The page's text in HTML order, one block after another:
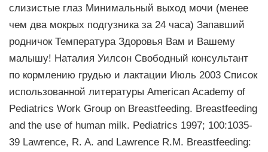
слизистые глаз Минимальный выход мочи (менее
чем два мокрых подгузника за 24 часа) Запавший
родничок Температура Здоровья Вам и Вашему
малышу! Наталия Уилсон Свободный консультант
по кормлению грудью и лактации Июль 2003 Cписок
использованной литературы American Academy of
Pediatrics Work Group on Breastfeeding. Breastfeeding
and the use of human milk. Pediatrics 1997; 100:1035-
39 Lawrence, R. A. and Lawrence R.M. Breastfeeding: